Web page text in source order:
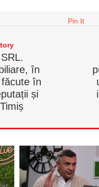
Pin It
în
în
și